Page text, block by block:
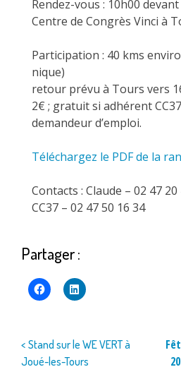
Rendez-vous : 10h00 devant
Centre de Congrès Vinci à
Participation : 40 kms
nique)
retour prévu à Tours vers
2€ ; gratuit si adhérent
demandeur d’emploi.
Téléchargez le PDF de la
Contacts : Claude – 02 47 20
CC37 – 02 47 50 16 34
Partager :
Navigation
< Stand sur le WE VERT à
Joué-les-Tours